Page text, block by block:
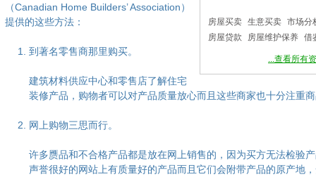
房屋买卖 生意买卖 市场分
房屋贷款
房屋维护保养 借
...查看所有
（Canadian Home Builders’ Association）
提供的这些方法：
到著名零售商那里购买。
建筑材料供应中心和零售店了解住宅
装修产品，购物者可以对产品质量放心而且这些商家也十分注重
网上购物三思而行。
许多赝品和不合格产品都是放在网上销售的，因为买方无法检验
声誉很好的网站上有质量好的产品而且它们会附带产品的原产地